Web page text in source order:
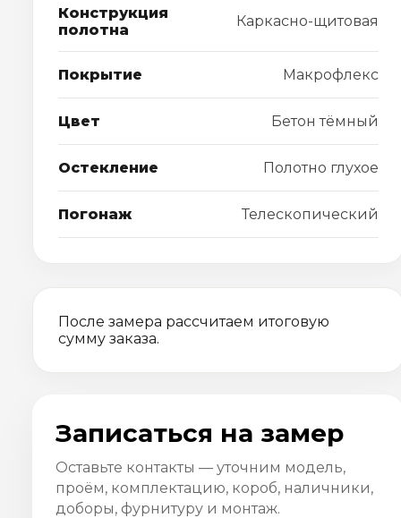
Конструкция
полотна
Каркасно-щитовая
Покрытие Макрофлекс
Цвет Бетон тёмный
Остекление Полотно глухое
Погонаж Телескопический
После замера рассчитаем итоговую
сумму заказа.
Записаться на замер
Оставьте контакты — уточним модель,
проём, комплектацию, короб, наличники,
доборы, фурнитуру и монтаж.